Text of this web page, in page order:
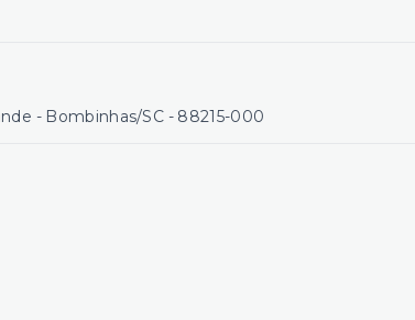
- Bombinhas/SC - 88215-000